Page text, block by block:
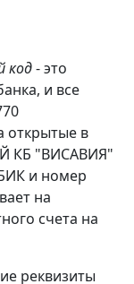
код- это
и все
открытые в
КБ "ВИСАВИЯ"
и номер
на
счета на
реквизиты